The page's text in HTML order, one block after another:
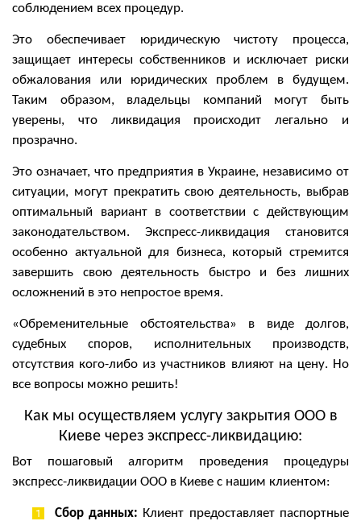
соблюдением всех процедур.
Это обеспечивает юридическую чистоту процесса,
защищает интересы собственников и исключает риски
обжалования или юридических проблем в будущем.
Таким образом, владельцы компаний могут быть
уверены, что ликвидация происходит легально и
прозрачно.
Это означает, что предприятия в Украине, независимо от
ситуации, могут прекратить свою деятельность, выбрав
оптимальный вариант в соответствии с действующим
законодательством. Экспресс-ликвидация становится
особенно актуальной для бизнеса, который стремится
завершить свою деятельность быстро и без лишних
осложнений в это непростое время.
«Обременительные обстоятельства» в виде долгов,
судебных споров, исполнительных производств,
отсутствия кого-либо из участников влияют на цену. Но
все вопросы можно решить!
Как мы осуществляем услугу закрытия ООО в
Киеве через экспресс-ликвидацию:
Вот пошаговый алгоритм проведения процедуры
экспресс-ликвидации ООО в Киеве с нашим клиентом:
Сбор данных: Клиент предоставляет паспортные